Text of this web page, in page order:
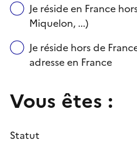
Je réside en France
Miquelon, ...)
Je réside hors de
adresse en France
Vous êtes :
Statut